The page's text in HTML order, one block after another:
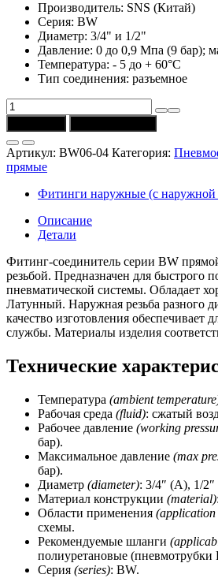
Производитель: SNS (Китай)
Серия: BW
Диаметр: 3/4" и 1/2"
Давление: 0 до 0,9 Мпа (9 бар);
Температура: - 5 до + 60°C
Тип соединения: разъемное
Количество
товара
Фитинг
BW06-
04
(CSNSP)
прямой
Артикул: BW06-04 Категория:
прямые
Фитинги наружные (с наружной
Описание
Детали
Фитинг-соединитель серии BW
резьбой. Предназначен для быстрого
пневматической системы. Обладает
Латунный. Наружная резьба разного
качество изготовления обеспечивает
службы. Материалы изделия
Технические
Температура (ambient
Рабочая среда (fluid): сжатый
Рабочее давление (working
бар).
Максимальное давление (max
бар).
Диаметр (diameter): 3/4″ (А), 1/
Материал конструкции (material)
Области применения (application
схемы.
Рекомендуемые шланги
полиуретановые (пневмотрубки
Серия (series): BW.